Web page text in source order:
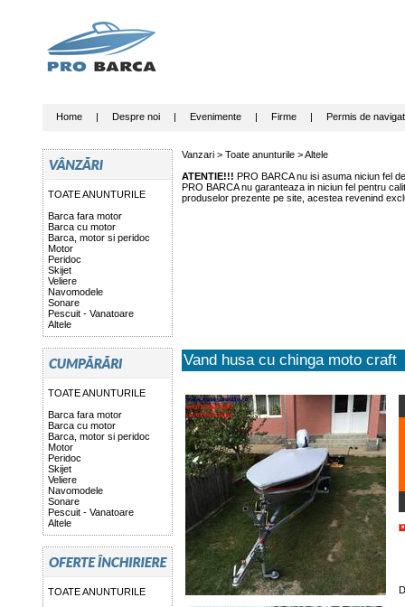
Home| Despre noi| Evenimente| Firme| Permis de
TOATE ANUNTURILE
Barca fara motor
Barca cu motor
Barca, motor si peridoc
Motor
Peridoc
Skijet
Veliere
Navomodele
Sonare
Pescuit - Vanatoare
Altele
TOATE ANUNTURILE
Barca fara motor
Barca cu motor
Barca, motor si peridoc
Motor
Peridoc
Skijet
Veliere
Navomodele
Sonare
Pescuit - Vanatoare
Altele
TOATE ANUNTURILE
Vanzari > Toate anunturile>Altele
ATENTIE!!! PRO BARCA nu isi asuma niciun fel
PRO BARCA nu garanteaza in niciun fel pentru
produselor prezente pe site, acestea revenind
Vand husa cu chinga moto craft